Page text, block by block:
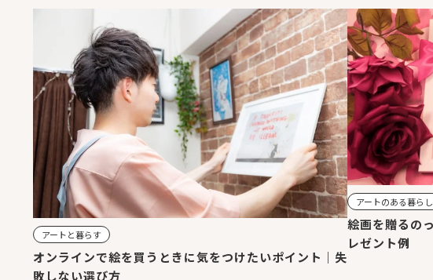
アートと暮らす
オンラインで絵を買うときに気をつけたいポイント｜失
敗しない選び方
アートのある暮らし
絵画を贈るの
レゼント例